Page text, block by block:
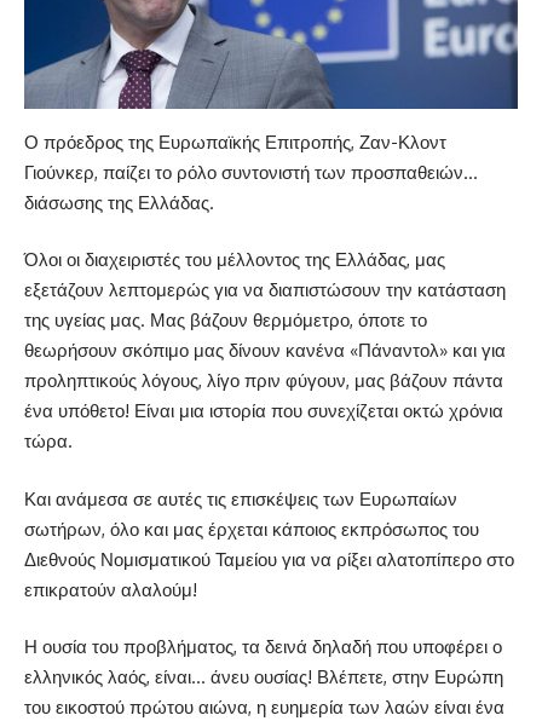
Ο πρόεδρος της Ευρωπαϊκής Επιτροπής, Ζαν-Κλοντ
Γιούνκερ, παίζει το ρόλο συντονιστή των προσπαθειών…
διάσωσης της Ελλάδας.
Όλοι οι διαχειριστές του μέλλοντος της Ελλάδας, μας
εξετάζουν λεπτομερώς για να διαπιστώσουν την κατάσταση
της υγείας μας. Μας βάζουν θερμόμετρο, όποτε το
θεωρήσουν σκόπιμο μας δίνουν κανένα «Πάναντολ» και για
προληπτικούς λόγους, λίγο πριν φύγουν, μας βάζουν πάντα
ένα υπόθετο! Είναι μια ιστορία που συνεχίζεται οκτώ χρόνια
τώρα.
Και ανάμεσα σε αυτές τις επισκέψεις των Ευρωπαίων
σωτήρων, όλο και μας έρχεται κάποιος εκπρόσωπος του
Διεθνούς Νομισματικού Ταμείου για να ρίξει αλατοπίπερο στο
επικρατούν αλαλούμ!
Η ουσία του προβλήματος, τα δεινά δηλαδή που υποφέρει ο
ελληνικός λαός, είναι… άνευ ουσίας! Βλέπετε, στην Ευρώπη
του εικοστού πρώτου αιώνα, η ευημερία των λαών είναι ένα